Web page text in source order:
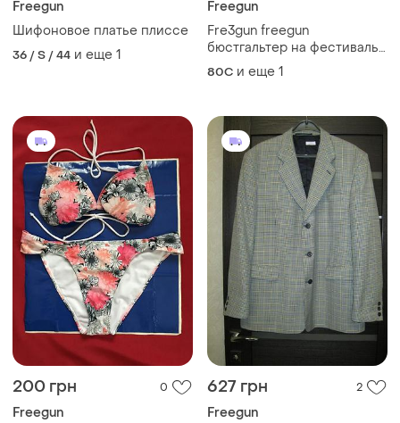
Freegun
Шифоновое платье плиссе
36 / S / 44 и еще 1
Freegun
Fre3gun freegun
бюстгальтер на фестиваль
топ лифчик черный с
рисунком прикольный пати
сша клубный бюстик
английская флаг лондон
80C и еще 1
200 грн 0
Freegun
627 грн 2
Freegun